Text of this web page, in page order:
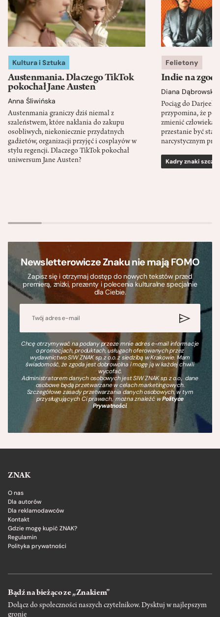
Kultura i Sztuka
Austenmania. Dlaczego TikTok
pokochał Jane Austen
Anna Śliwińska
Austenmania graniczy dziś niemal z
szaleństwem, które nakłania do zakupu
osobliwych, niekoniecznie przydatnych
gadżetów, organizacji przyjęć i cosplayów w
stylu regencji. Dlaczego TikTok pokochał
uniwersum Jane Austen?
Felietony
Indie na
Diana Dąbrowska
Pociąg do
przypomina, że
zmienić człowieka
przestanie być
narcystycznym
Kadry znaki
Newsletterowicze Znaku nie mają FOMO
Zapisz się i otrzymaj dostęp do nowych tekstów przed
premierą, zniżki, prezenty i polecenia kulturalne specjalnie
dla Ciebie.
Chcę otrzymywać na podany przeze mnie adres e-mail informacje
o promocjach, produktach, usługach oferowanych przez
wydawnictwo SIW ZNAK sp. z o.o. z siedzibą w Krakowie. Mam
świadomość, że zgoda jest dobrowolna i mogę ją w każdej chwili
wycofać.
Administratorem danych osobowych jest SIW ZNAK sp. z o.o., dane
osobowe będą przetwarzane w celach marketingowych.
Szczegółowe zasady przetwarzania danych osobowych, w tym
przysługujących Ci prawach, można znaleźć wPolityce
Prywatności.
ZNAK
O nas
Dla autorów
Dla reklamodawców
Kontakt
Gdzie mogę kupić ZNAK?
Regulamin
Polityka prywatności
Bądź na bieżąco ze „Znakiem”
Dołącz do społeczności naszych czytelnikow. Dysktuj w najlepszym
gronie